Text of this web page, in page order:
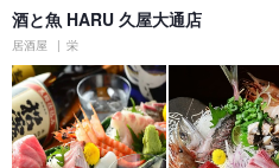
酒と魚 HARU 久屋大通店
居酒屋 栄